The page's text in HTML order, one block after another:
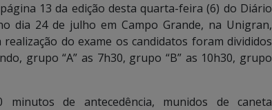
13 da edição desta quarta-feira (6) do Diário
dia 24 de julho em Campo Grande, na Unigran,
do exame os candidatos foram divididos
grupo “A” as 7h30, grupo “B” as 10h30, grupo
minutos de antecedência, munidos de caneta